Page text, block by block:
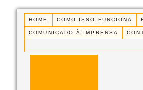
HOME COMO ISSO FUNCIONA
COMUNICADO À IMPRENSA